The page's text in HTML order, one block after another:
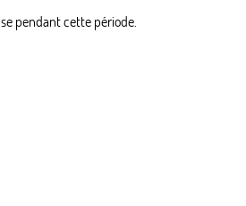
pendant cette période.